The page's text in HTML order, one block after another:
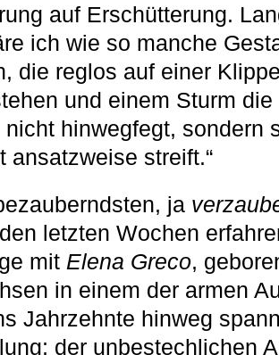
auf Erschütterung.
ich wie so manche
die reglos auf einer
und einem Sturm
hinwegfegt, sondern
ansatzweise streift.“
ja
letzten Wochen
mit Elena Greco,
in einem der armen
Jahrzehnte hinweg
der unbestechlichen